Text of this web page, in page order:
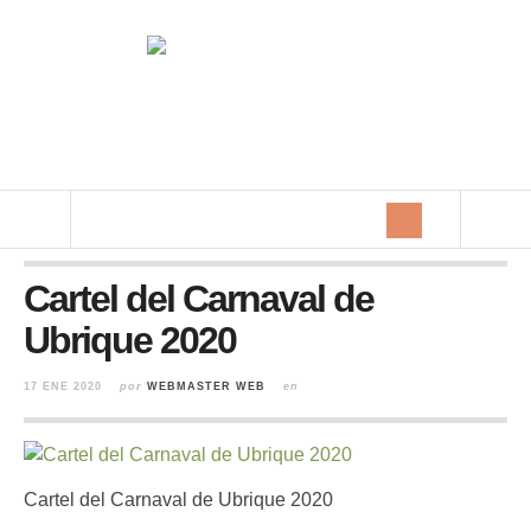
Cartel del Carnaval de
Ubrique 2020
17 ENE 2020 por WEBMASTER WEB en
Cartel del Carnaval de Ubrique 2020